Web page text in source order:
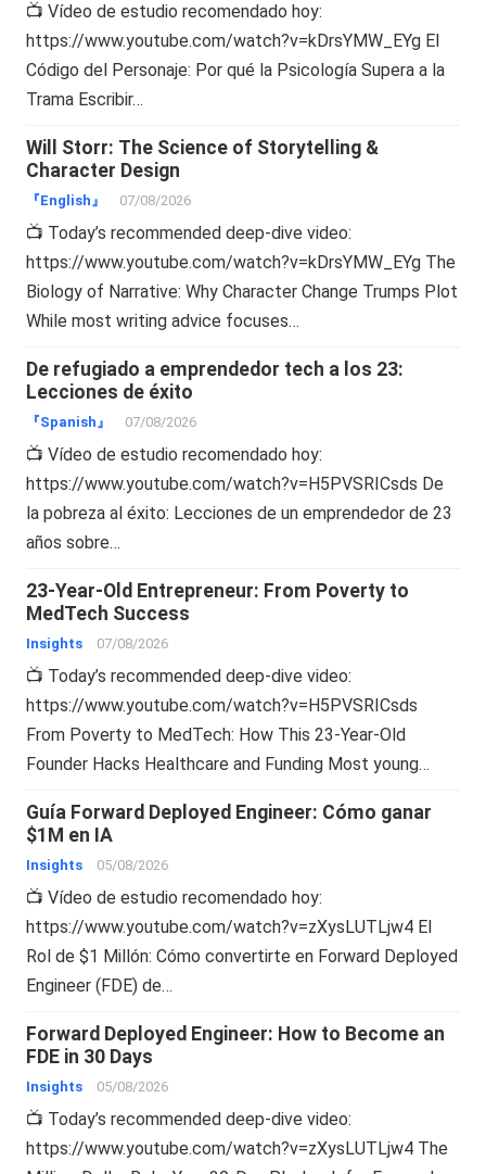
📺 Vídeo de estudio recomendado hoy:
https://www.youtube.com/watch?v=kDrsYMW_EYg El
Código del Personaje: Por qué la Psicología Supera a la
Trama Escribir…
Will Storr: The Science of Storytelling &
Character Design
『English』 07/08/2026
📺 Today’s recommended deep-dive video:
https://www.youtube.com/watch?v=kDrsYMW_EYg The
Biology of Narrative: Why Character Change Trumps Plot
While most writing advice focuses…
De refugiado a emprendedor tech a los 23:
Lecciones de éxito
『Spanish』 07/08/2026
📺 Vídeo de estudio recomendado hoy:
https://www.youtube.com/watch?v=H5PVSRICsds De
la pobreza al éxito: Lecciones de un emprendedor de 23
años sobre…
23-Year-Old Entrepreneur: From Poverty to
MedTech Success
Insights 07/08/2026
📺 Today’s recommended deep-dive video:
https://www.youtube.com/watch?v=H5PVSRICsds
From Poverty to MedTech: How This 23-Year-Old
Founder Hacks Healthcare and Funding Most young…
Guía Forward Deployed Engineer: Cómo ganar
$1M en IA
Insights 05/08/2026
📺 Vídeo de estudio recomendado hoy:
https://www.youtube.com/watch?v=zXysLUTLjw4 El
Rol de $1 Millón: Cómo convertirte en Forward Deployed
Engineer (FDE) de…
Forward Deployed Engineer: How to Become an
FDE in 30 Days
Insights 05/08/2026
📺 Today’s recommended deep-dive video:
https://www.youtube.com/watch?v=zXysLUTLjw4 The